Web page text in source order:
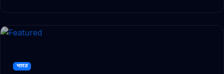
भारत